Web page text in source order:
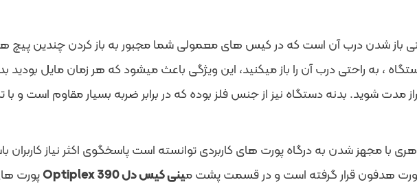
باز شدن درب آن است که در کیس های معمولی شما مجبور به باز کردن چندین پیچ
، به راحتی درب آن را باز میکنید، این ویژگی باعث میشود که هر زمان مایل بودید
مدت شوید. بدنه دستگاه نیز از جنس فلز بوده که در برابر ضربه بسیار مقاوم است و
با مجهز شدن به درگاه پورت های کاربردی توانسته است پاسخگوی اکثر نیاز
ینی کیس دل Optiplex 390